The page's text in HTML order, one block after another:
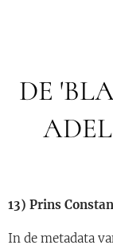
DE
13) Prins
In de metadata